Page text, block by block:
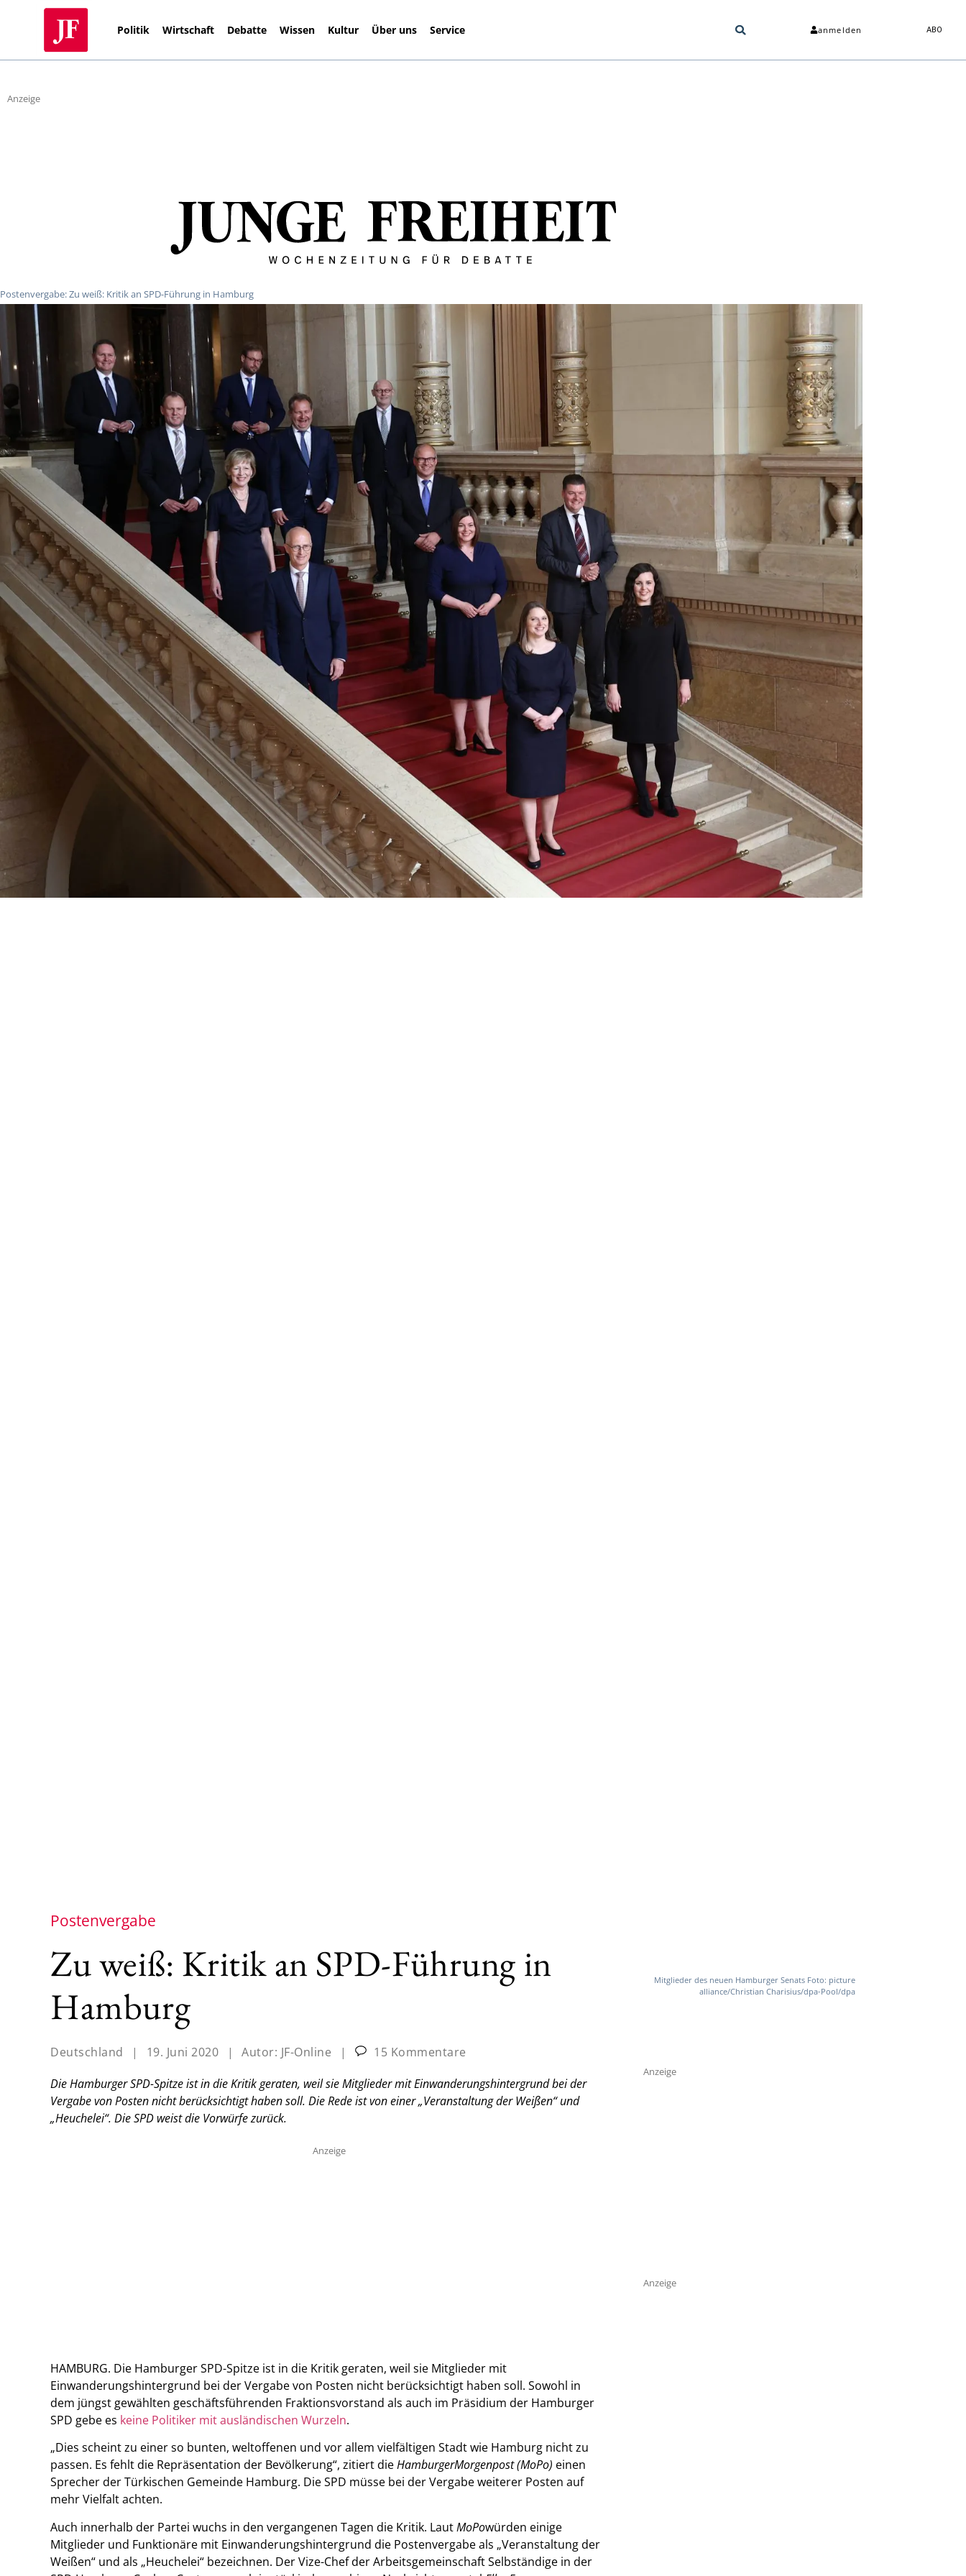
Politik Wirtschaft Debatte Wissen Kultur Über uns Service anmelden ABO
Anzeige
Postenvergabe: Zu weiß: Kritik an SPD-Führung in Hamburg
Postenvergabe
Zu weiß: Kritik an SPD-Führung in
Hamburg
Deutschland | 19. Juni 2020 | Autor: JF-Online |
15 Kommentare
Die Hamburger SPD-Spitze ist in die Kritik geraten, weil sie Mitglieder mit Einwanderungshintergrund bei der
Vergabe von Posten nicht berücksichtigt haben soll. Die Rede ist von einer „Veranstaltung der Weißen“ und
„Heuchelei“. Die SPD weist die Vorwürfe zurück.
Anzeige
HAMBURG. Die Hamburger SPD-Spitze ist in die Kritik geraten, weil sie Mitglieder mit
Einwanderungshintergrund bei der Vergabe von Posten nicht berücksichtigt haben soll. Sowohl in
dem jüngst gewählten geschäftsführenden Fraktionsvorstand als auch im Präsidium der Hamburger
SPD gebe es keine Politiker mit ausländischen Wurzeln.
„Dies scheint zu einer so bunten, weltoffenen und vor allem vielfältigen Stadt wie Hamburg nicht zu
passen. Es fehlt die Repräsentation der Bevölkerung“, zitiert dieHamburgerMorgenpost (MoPo) einen
Sprecher der Türkischen Gemeinde Hamburg. Die SPD müsse bei der Vergabe weiterer Posten auf
mehr Vielfalt achten.
Auch innerhalb der Partei wuchs in den vergangenen Tagen die Kritik. LautMoPowürden einige
Mitglieder und Funktionäre mit Einwanderungshintergrund die Postenvergabe als „Veranstaltung der
Weißen“ und als „Heuchelei“ bezeichnen. Der Vize-Chef der Arbeitsgemeinschaft Selbständige in der
Mitglieder des neuen Hamburger Senats Foto: picture
alliance/Christian Charisius/dpa-Pool/dpa
Anzeige
Anzeige